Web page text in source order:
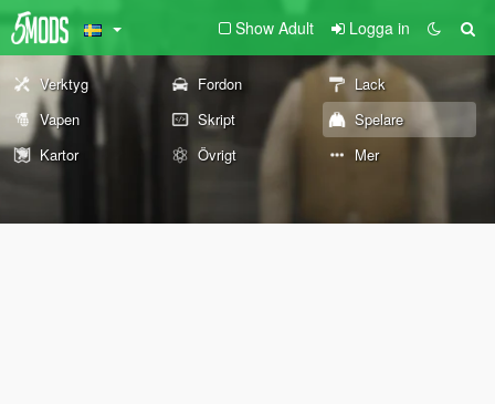
Show Adult Logga in
Verktyg Fordon
Lack
Vapen
Skript
Spelare
Kartor
Övrigt Mer